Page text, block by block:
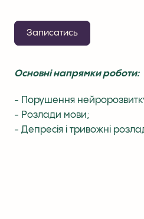
Записатись
Основні напрямки роботи:
- Порушення
- Розлади мови;
- Депресія і тривожні